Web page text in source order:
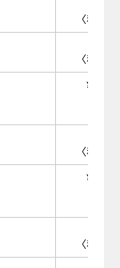
〈税抜
〈税抜
￥
〈税抜
￥
〈税抜